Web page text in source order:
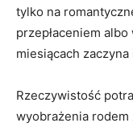
tylko na
przepłaceniem
miesiącach
Rzeczywistość
wyobrażenia rodem